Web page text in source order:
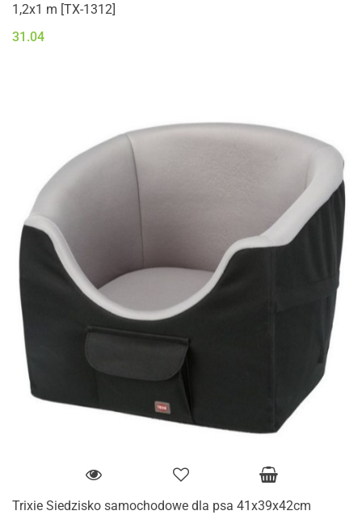
1,2x1 m [TX-1312]
31.04
Trixie Siedzisko samochodowe dla psa 41x39x42cm